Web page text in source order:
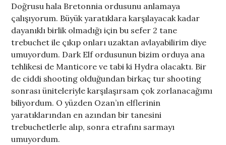
Doğrusu hala Bretonnia ordusunu anlamaya
çalışıyorum. Büyük yaratıklara karşılayacak kadar
dayanıklı birlik olmadığı için bu sefer 2 tane
trebuchet ile çıkıp onları uzaktan avlayabilirim diye
umuyordum. Dark Elf ordusunun bizim orduya ana
tehlikesi de Manticore ve tabi ki Hydra olacaktı. Bir
de ciddi shooting olduğundan birkaç tur shooting
sonrası üniteleriyle karşılaşırsam çok zorlanacağımı
biliyordum. O yüzden Ozan’ın elflerinin
yaratıklarından en azından bir tanesini
trebuchetlerle alıp, sonra etrafını sarmayı
umuyordum.